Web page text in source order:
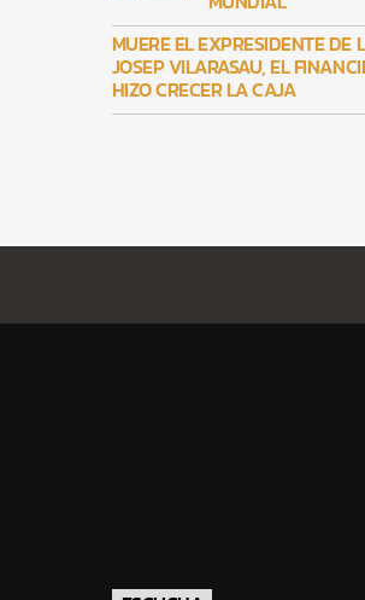
MUERE EL EXPRESIDENTE DE
JOSEP VILARASAU, EL
HIZO CRECER LA CAJA